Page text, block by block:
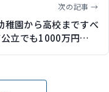
次の記事 →
稚園から高校まですべ
立でも1000万円かか
どもはぜいたく品なの